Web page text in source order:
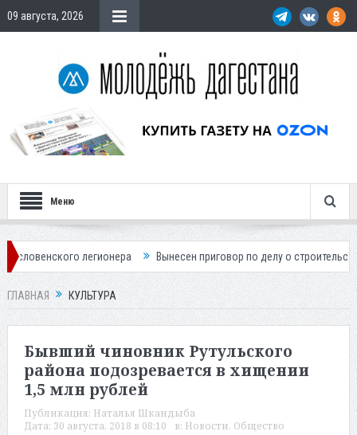
09 августа, 2026
Меню
Вынесен приговор по делу о строительстве гостиницы у
ГЛАВНАЯ КУЛЬТУРА
Бывший чиновник Рутульского
района подозревается в хищении
1,5 млн рублей
Публикация: Наталья Шкандыба
Дата: 30 августа, 2018 в 08:10 в: Новости, Общество